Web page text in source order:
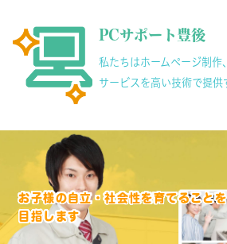
PCサポート豊後
私たちはホームページ制作
サービスを高い技術で提供
お子様の自立・社会性を育てることを
目指します